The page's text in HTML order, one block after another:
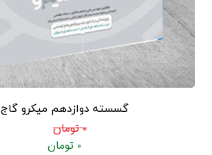
گسسته دوازدهم میکرو گاج
۰ تومان
۰ تومان